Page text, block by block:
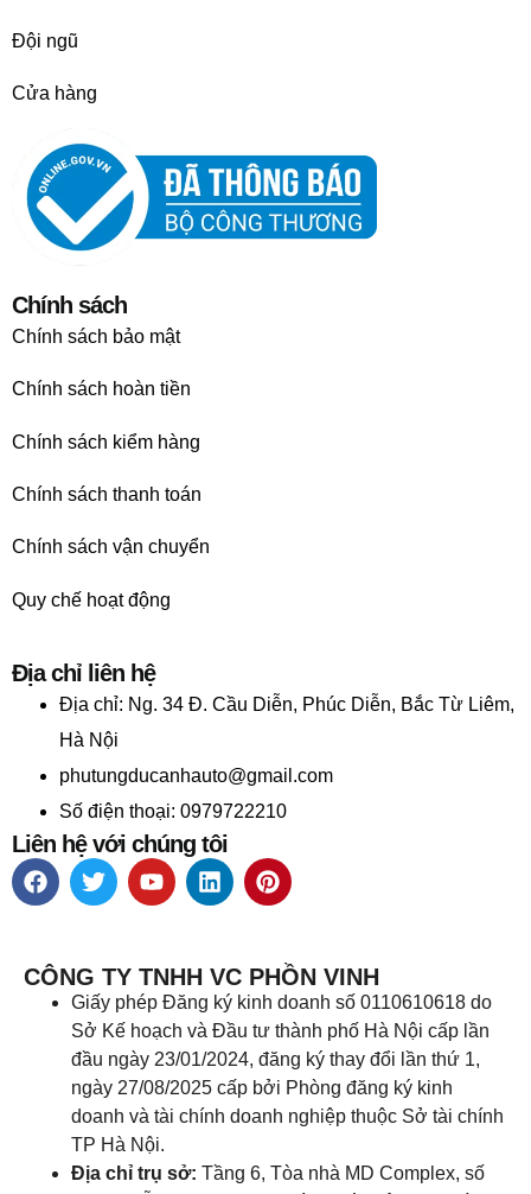
Đội ngũ
Cửa hàng
Chính sách
Chính sách bảo mật
Chính sách hoàn tiền
Chính sách kiểm hàng
Chính sách thanh toán
Chính sách vận chuyển
Quy chế hoạt động
Địa chỉ liên hệ
Địa chỉ: Ng. 34 Đ. Cầu Diễn, Phúc Diễn, Bắc Từ Liêm,
Hà Nội
phutungducanhauto@gmail.com
Số điện thoại: 0979722210
Liên hệ với chúng tôi
CÔNG TY TNHH VC PHỒN VINH
Giấy phép Đăng ký kinh doanh số 0110610618 do
Sở Kế hoạch và Đầu tư thành phố Hà Nội cấp lần
đầu ngày 23/01/2024, đăng ký thay đổi lần thứ 1,
ngày 27/08/2025 cấp bởi Phòng đăng ký kinh
doanh và tài chính doanh nghiệp thuộc Sở tài chính
TP Hà Nội.
Địa chỉ trụ sở: Tầng 6, Tòa nhà MD Complex, số